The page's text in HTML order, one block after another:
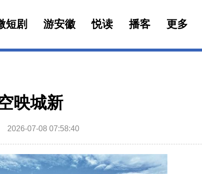
短剧 游安徽 悦读 播客 更多
映城新
2026-07-08 07:58:40